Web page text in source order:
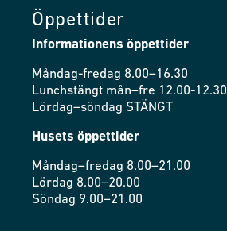
Öppettider
Informationens öppettider
Måndag-fredag 8.00–16.30
Lunchstängt mån–fre 12.00-12.30
Lördag–söndag STÄNGT
Husets öppettider
Måndag–fredag 8.00–21.00
Lördag 8.00–20.00
Söndag 9.00–21.00